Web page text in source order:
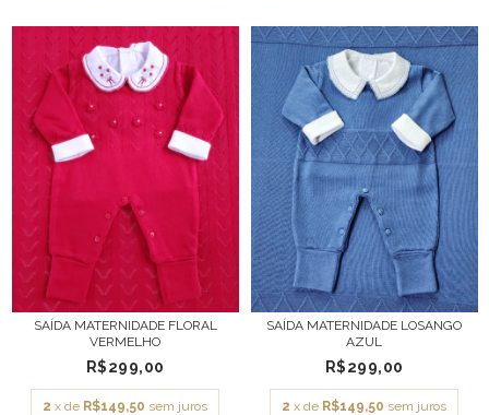
SAÍDA MATERNIDADE FLORAL
VERMELHO
R$299,00
2 x de R$149,50 sem juros
SAÍDA MATERNIDADE LOSANGO
AZUL
R$299,00
2 x de R$149,50 sem juros